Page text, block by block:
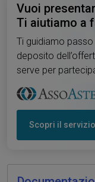
Vuoi
Ti aiutiamo a
Ti guidiamo
deposito
serve per
Scopri il servizio